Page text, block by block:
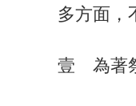
多方面，
壹 為著